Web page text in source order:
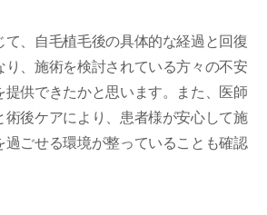
て、自毛植毛後の具体的な経過と回復
り、施術を検討されている方々の不安
提供できたかと思います。また、医師
術後ケアにより、患者様が安心して施
過ごせる環境が整っていることも確認